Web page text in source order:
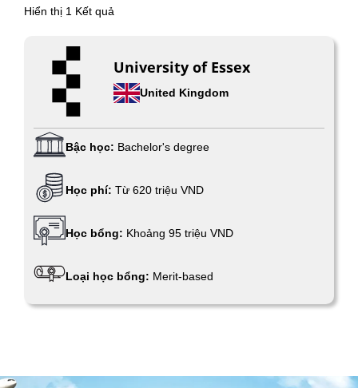
Hiển thị 1 Kết quả
University of Essex
United Kingdom
Bậc học: Bachelor's degree
Học phí: Từ 620 triệu VND
Học bổng: Khoảng 95 triệu VND
Loại học bổng: Merit-based